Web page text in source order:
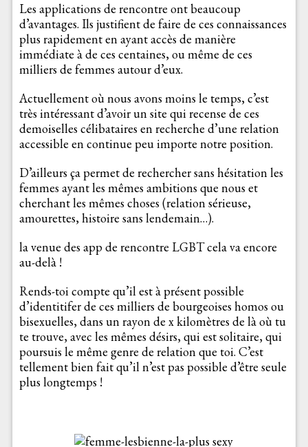
Les applications de rencontre ont beaucoup
d’avantages. Ils justifient de faire de ces connaissances
plus rapidement en ayant accès de manière
immédiate à de ces centaines, ou même de ces
milliers de femmes autour d’eux.
Actuellement où nous avons moins le temps, c’est
très intéressant d’avoir un site qui recense de ces
demoiselles célibataires en recherche d’une relation
accessible en continue peu importe notre position.
D’ailleurs ça permet de rechercher sans hésitation les
femmes ayant les mêmes ambitions que nous et
cherchant les mêmes choses (relation sérieuse,
amourettes, histoire sans lendemain…).
la venue des app de rencontre LGBT cela va encore
au-delà !
Rends-toi compte qu’il est à présent possible
d’identitifer de ces milliers de bourgeoises homos ou
bisexuelles, dans un rayon de x kilomètres de là où tu
te trouve, avec les mêmes désirs, qui est solitaire, qui
poursuis le même genre de relation que toi. C’est
tellement bien fait qu’il n’est pas possible d’être seule
plus longtemps !